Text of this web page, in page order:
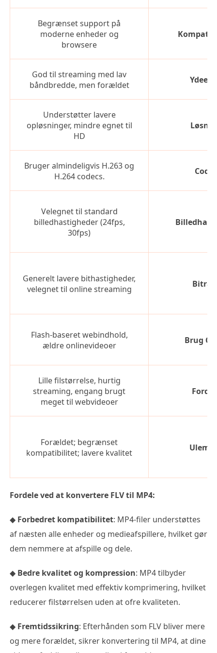
Begrænset support på
moderne enheder og
browsere
God til streaming med lav
båndbredde, men forældet
Understøtter lavere
opløsninger, mindre egnet til
HD
Bruger almindeligvis H.263 og
H.264 codecs.
Codec
Velegnet til standard
billedhastigheder (24fps,
30fps)
Generelt lavere bithastigheder,
velegnet til online streaming
Flash-baseret webindhold,
ældre onlinevideoer
Brug
Lille filstørrelse, hurtig
streaming, engang brugt
meget til webvideoer
Forældet; begrænset
kompatibilitet; lavere kvalitet
Fordele ved at konvertere FLV til MP4:
◆ Forbedret kompatibilitet: MP4-filer understøttes
af næsten alle enheder og medieafspillere, hvilket gør
dem nemmere at afspille og dele.
◆ Bedre kvalitet og kompression: MP4 tilbyder
overlegen kvalitet med effektiv komprimering, hvilket
reducerer filstørrelsen uden at ofre kvaliteten.
◆ Fremtidssikring: Efterhånden som FLV bliver mere
og mere forældet, sikrer konvertering til MP4, at dine